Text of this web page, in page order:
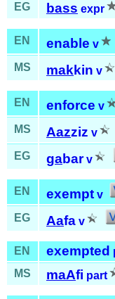
EG bass expr
EN enable v
MS
makkin v
EN enforce v
MS
Aazziz v
EG gabar v
EN exempt v
EG
Aafa v
EN exempted
MS
maAfi part